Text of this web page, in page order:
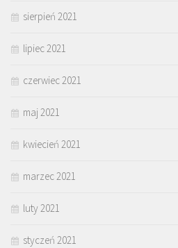
sierpień 2021
lipiec 2021
czerwiec 2021
maj 2021
kwiecień 2021
marzec 2021
luty 2021
styczeń 2021